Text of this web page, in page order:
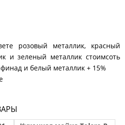
розовый металлик, красный
и зеленый металлик стоимсоть
и белый металлик + 15%